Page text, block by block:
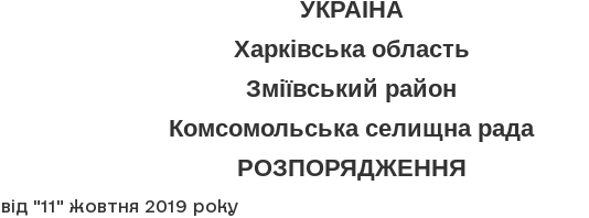
УКРАЇНА
Харківська область
Зміївський район
Комсомольська селищна рада
РОЗПОРЯДЖЕННЯ
від "11" жовтня 2019 року